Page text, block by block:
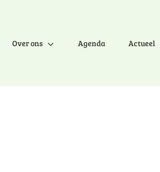
Over ons Agenda Actueel